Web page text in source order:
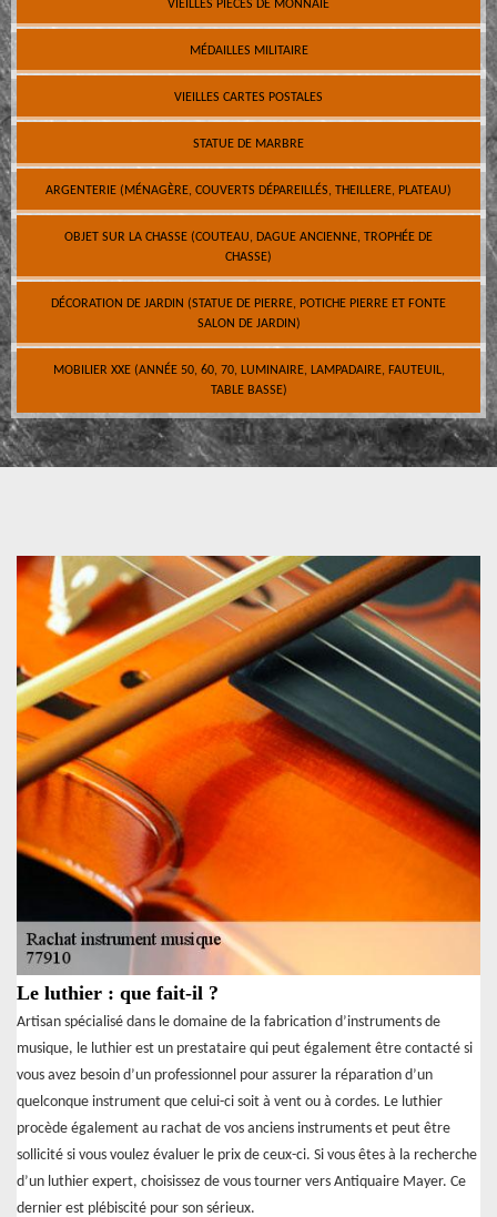
VIEILLES PIÈCES DE MONNAIE
MÉDAILLES MILITAIRE
VIEILLES CARTES POSTALES
STATUE DE MARBRE
ARGENTERIE (MÉNAGÈRE, COUVERTS DÉPAREILLÉS, THEILLERE, PLATEAU)
OBJET SUR LA CHASSE (COUTEAU, DAGUE ANCIENNE, TROPHÉE DE
CHASSE)
DÉCORATION DE JARDIN (STATUE DE PIERRE, POTICHE PIERRE ET FONTE
SALON DE JARDIN)
MOBILIER XXE (ANNÉE 50, 60, 70, LUMINAIRE, LAMPADAIRE, FAUTEUIL,
TABLE BASSE)
Le luthier : que fait-il ?
Artisan spécialisé dans le domaine de la fabrication d’instruments de
musique, le luthier est un prestataire qui peut également être contacté si
vous avez besoin d’un professionnel pour assurer la réparation d’un
quelconque instrument que celui-ci soit à vent ou à cordes. Le luthier
procède également au rachat de vos anciens instruments et peut être
sollicité si vous voulez évaluer le prix de ceux-ci. Si vous êtes à la recherche
d’un luthier expert, choisissez de vous tourner vers Antiquaire Mayer. Ce
dernier est plébiscité pour son sérieux.